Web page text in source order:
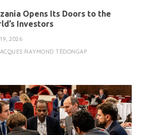
Opens Its Doors to the
Investors
2026
RAYMOND TÉDONGAP